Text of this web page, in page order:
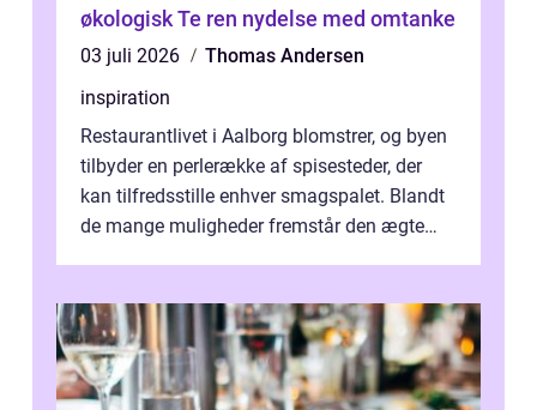
økologisk Te ren nydelse med omtanke
03 juli 2026
Thomas Andersen
inspiration
Restaurantlivet i Aalborg blomstrer, og byen
tilbyder en perlerække af spisesteder, der
kan tilfredsstille enhver smagspalet. Blandt
de mange muligheder fremstår den ægte